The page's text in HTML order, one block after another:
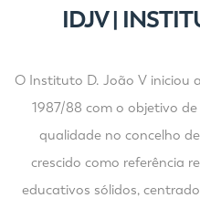
IDJV |
O Instituto D. João V iniciou
1987/88 com o objetivo
qualidade no concelho
crescido como referência
educativos sólidos,